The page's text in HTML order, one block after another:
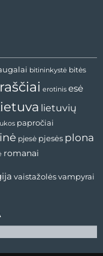
bitininkystė bitės
erotinis esė
lietuvių
papročiai
pjesė pjesės plona
romanai
vaistažolėsvampyrai